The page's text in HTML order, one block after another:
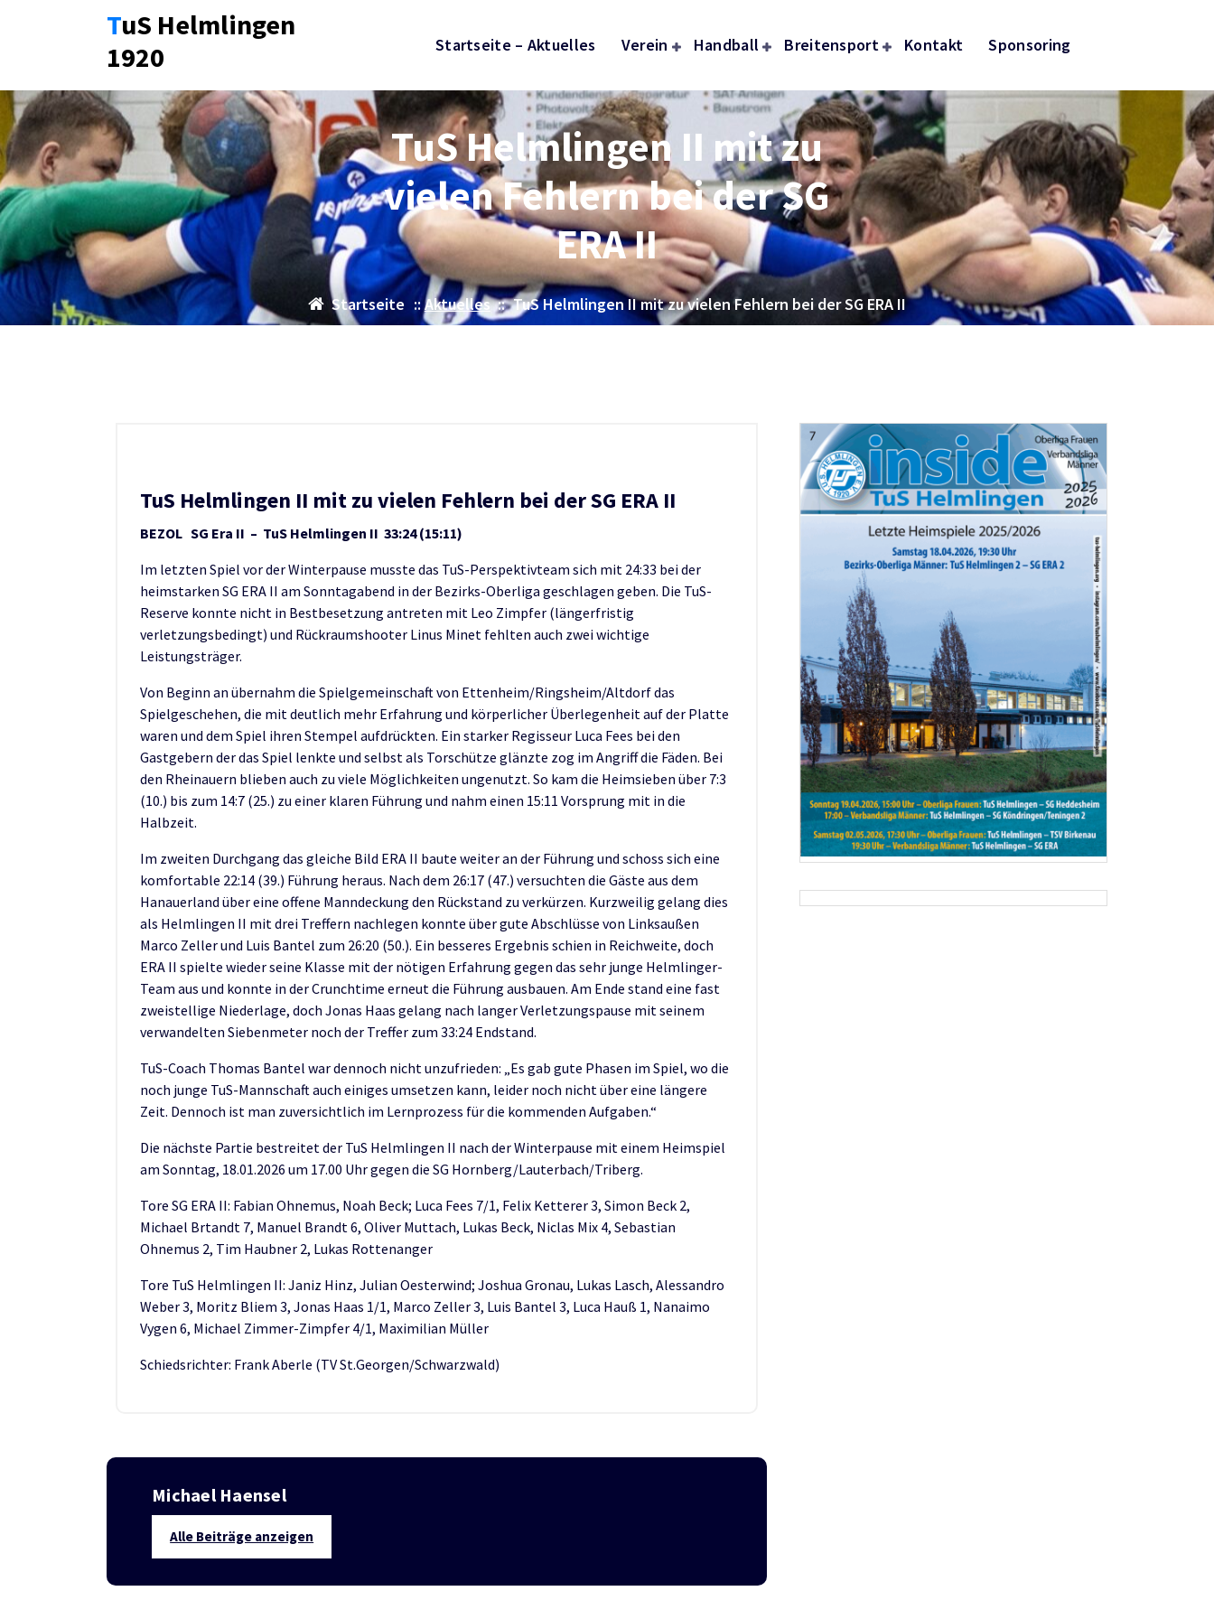
TuS Helmlingen
1920
Startseite – Aktuelles Verein Handball Breitensport Kontakt Sponsoring
TuS Helmlingen II mit zu
vielen Fehlern bei der SG
ERA II
Startseite ::Aktuelles:: TuS Helmlingen II mit zu vielen Fehlern bei der SG ERA II
TuS Helmlingen II mit zu vielen Fehlern bei der SG ERA II
BEZOL SG Era II – TuS Helmlingen II 33:24 (15:11)
Im letzten Spiel vor der Winterpause musste das TuS-Perspektivteam sich mit 24:33 bei der
heimstarken SG ERA II am Sonntagabend in der Bezirks-Oberliga geschlagen geben. Die TuS-
Reserve konnte nicht in Bestbesetzung antreten mit Leo Zimpfer (längerfristig
verletzungsbedingt) und Rückraumshooter Linus Minet fehlten auch zwei wichtige
Leistungsträger.
Von Beginn an übernahm die Spielgemeinschaft von Ettenheim/Ringsheim/Altdorf das
Spielgeschehen, die mit deutlich mehr Erfahrung und körperlicher Überlegenheit auf der Platte
waren und dem Spiel ihren Stempel aufdrückten. Ein starker Regisseur Luca Fees bei den
Gastgebern der das Spiel lenkte und selbst als Torschütze glänzte zog im Angriff die Fäden. Bei
den Rheinauern blieben auch zu viele Möglichkeiten ungenutzt. So kam die Heimsieben über 7:3
(10.) bis zum 14:7 (25.) zu einer klaren Führung und nahm einen 15:11 Vorsprung mit in die
Halbzeit.
Im zweiten Durchgang das gleiche Bild ERA II baute weiter an der Führung und schoss sich eine
komfortable 22:14 (39.) Führung heraus. Nach dem 26:17 (47.) versuchten die Gäste aus dem
Hanauerland über eine offene Manndeckung den Rückstand zu verkürzen. Kurzweilig gelang dies
als Helmlingen II mit drei Treffern nachlegen konnte über gute Abschlüsse von Linksaußen
Marco Zeller und Luis Bantel zum 26:20 (50.). Ein besseres Ergebnis schien in Reichweite, doch
ERA II spielte wieder seine Klasse mit der nötigen Erfahrung gegen das sehr junge Helmlinger-
Team aus und konnte in der Crunchtime erneut die Führung ausbauen. Am Ende stand eine fast
zweistellige Niederlage, doch Jonas Haas gelang nach langer Verletzungspause mit seinem
verwandelten Siebenmeter noch der Treffer zum 33:24 Endstand.
TuS-Coach Thomas Bantel war dennoch nicht unzufrieden: „Es gab gute Phasen im Spiel, wo die
noch junge TuS-Mannschaft auch einiges umsetzen kann, leider noch nicht über eine längere
Zeit. Dennoch ist man zuversichtlich im Lernprozess für die kommenden Aufgaben.“
Die nächste Partie bestreitet der TuS Helmlingen II nach der Winterpause mit einem Heimspiel
am Sonntag, 18.01.2026 um 17.00 Uhr gegen die SG Hornberg/Lauterbach/Triberg.
Tore SG ERA II: Fabian Ohnemus, Noah Beck; Luca Fees 7/1, Felix Ketterer 3, Simon Beck 2,
Michael Brtandt 7, Manuel Brandt 6, Oliver Muttach, Lukas Beck, Niclas Mix 4, Sebastian
Ohnemus 2, Tim Haubner 2, Lukas Rottenanger
Tore TuS Helmlingen II: Janiz Hinz, Julian Oesterwind; Joshua Gronau, Lukas Lasch, Alessandro
Weber 3, Moritz Bliem 3, Jonas Haas 1/1, Marco Zeller 3, Luis Bantel 3, Luca Hauß 1, Nanaimo
Vygen 6, Michael Zimmer-Zimpfer 4/1, Maximilian Müller
Schiedsrichter: Frank Aberle (TV St.Georgen/Schwarzwald)
Michael Haensel
Alle Beiträge anzeigen